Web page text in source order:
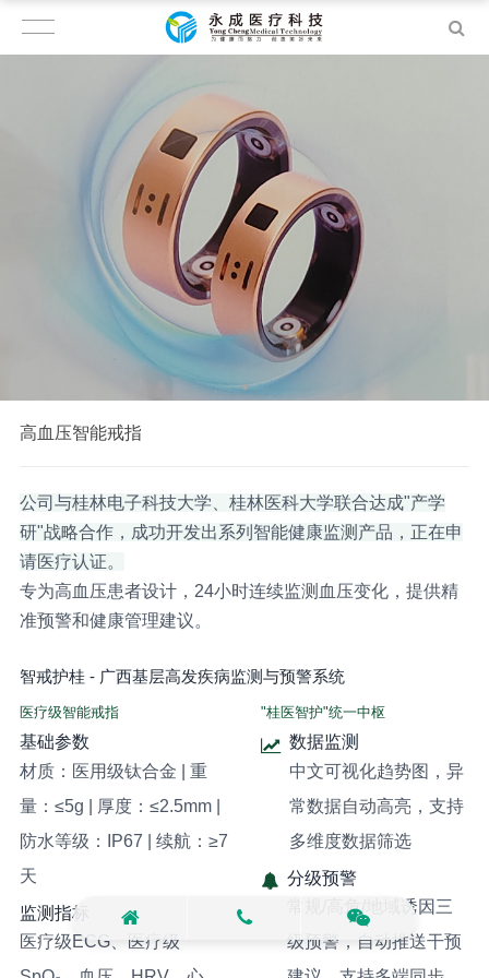
高血压智能戒指
公司与桂林电子科技大学、桂林医科大学联合达成"产学
研"战略合作，成功开发出系列智能健康监测产品，正在申
请医疗认证。
专为高血压患者设计，24小时连续监测血压变化，提供精
准预警和健康管理建议。
智戒护桂 - 广西基层高发疾病监测与预警系统
医疗级智能戒指
基础参数
材质：医用级钛合金 | 重
量：≤5g | 厚度：≤2.5mm |
防水等级：IP67 | 续航：≥7
天
监测指标
医疗级ECG、医疗级
"桂医智护"统一中枢
数据监测
中文可视化趋势图，异
常数据自动高亮，支持
多维度数据筛选
分级预警
常规/高危/地域诱因三
级预警，自动推送干预